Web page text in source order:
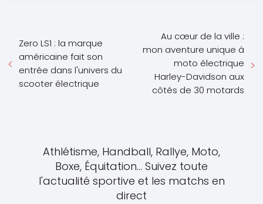
Zero LS1 : la marque
américaine fait son
entrée dans l'univers du
scooter électrique
Au cœur de la ville :
mon aventure unique à
moto électrique
Harley-Davidson aux
côtés de 30 motards
Athlétisme, Handball, Rallye, Moto,
Boxe, Équitation... Suivez toute
l'actualité sportive et les matchs en
direct